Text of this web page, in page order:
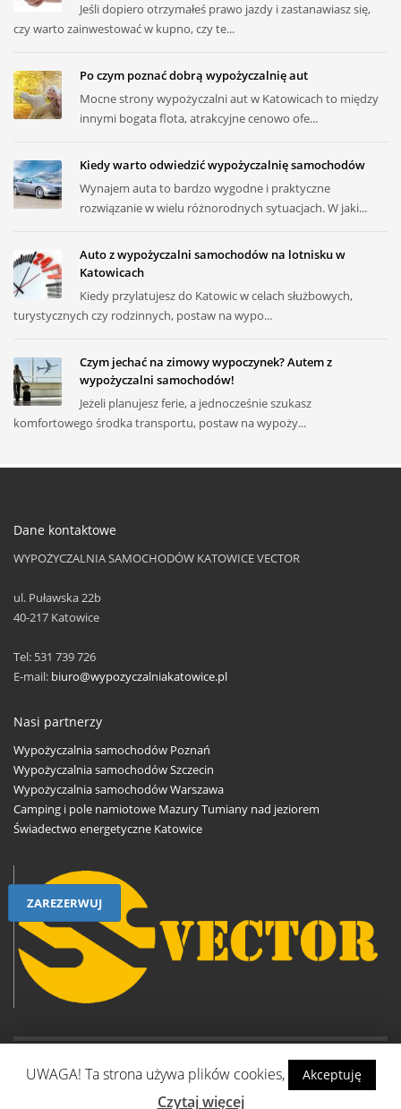
Jeśli dopiero otrzymałeś prawo jazdy i zastanawiasz się,
czy warto zainwestować w kupno, czy te...
Po czym poznać dobrą wypożyczalnię aut
Mocne strony wypożyczalni aut w Katowicach to między
innymi bogata flota, atrakcyjne cenowo ofe...
Kiedy warto odwiedzić wypożyczalnię samochodów
Wynajem auta to bardzo wygodne i praktyczne
rozwiązanie w wielu różnorodnych sytuacjach. W jaki...
Auto z wypożyczalni samochodów na lotnisku w
Katowicach
Kiedy przylatujesz do Katowic w celach służbowych,
turystycznych czy rodzinnych, postaw na wypo...
Czym jechać na zimowy wypoczynek? Autem z
wypożyczalni samochodów!
Jeżeli planujesz ferie, a jednocześnie szukasz
komfortowego środka transportu, postaw na wypoży...
Dane kontaktowe
WYPOŻYCZALNIA SAMOCHODÓW KATOWICE VECTOR
ul. Puławska 22b
40-217 Katowice
Tel: 531 739 726
E-mail: biuro@wypozyczalniakatowice.pl
Nasi partnerzy
Wypożyczalnia samochodów Poznań
Wypożyczalnia samochodów Szczecin
Wypożyczalnia samochodów Warszawa
Camping i pole namiotowe Mazury Tumiany nad jeziorem
Świadectwo energetyczne Katowice
Copyright © 2017 wypozyczalniakatowice.pl
ZAREZERWUJ
UWAGA! Ta strona używa plików cookies, Akceptuję
Czytaj więcej